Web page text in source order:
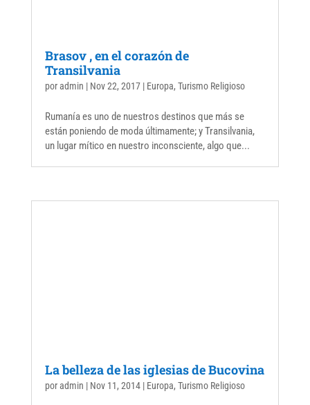
Brasov , en el corazón de
Transilvania
poradmin | Nov 22, 2017| Europa, Turismo Religioso
Rumanía es uno de nuestros destinos que más se
están poniendo de moda últimamente; y Transilvania,
un lugar mítico en nuestro inconsciente, algo que...
La belleza de las iglesias de Bucovina
poradmin | Nov 11, 2014| Europa, Turismo Religioso